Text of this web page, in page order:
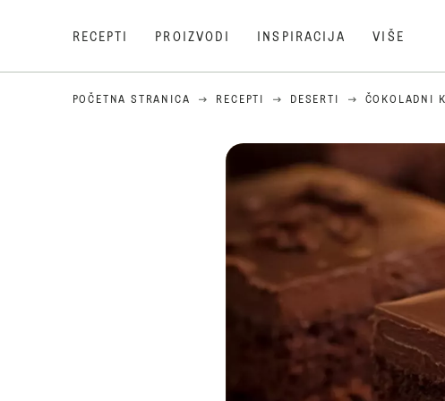
RECEPTI PROIZVODI INSPIRACIJA VIŠE
POČETNA STRANICA RECEPTI DESERTI ČOKOLADNI